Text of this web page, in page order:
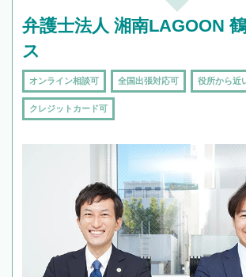
弁護士法人 湘南LAGOON
ス
オンライン相談可 全国出張対応可 役所から近
クレジットカード可